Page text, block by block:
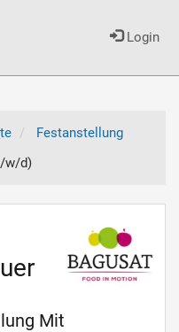
Login
Festanstellung
w/d)
Mit